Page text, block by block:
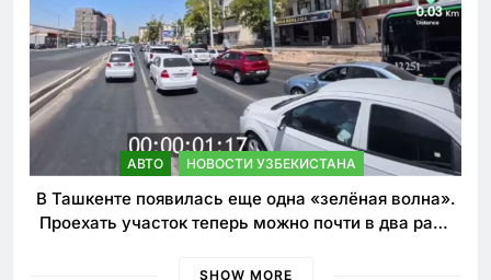
АВТО НОВОСТИ УЗБЕКИСТАНА
В Ташкенте появилась еще одна «зелёная волна».
Проехать участок теперь можно почти в два раза
SHOW MORE